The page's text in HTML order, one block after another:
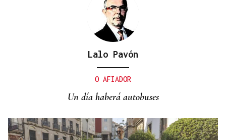
La ourensana Anna Soares roza el podio del
Campeonato de España de Ajedrez
Lalo Pavón
O AFIADOR
Un día haberá autobuses